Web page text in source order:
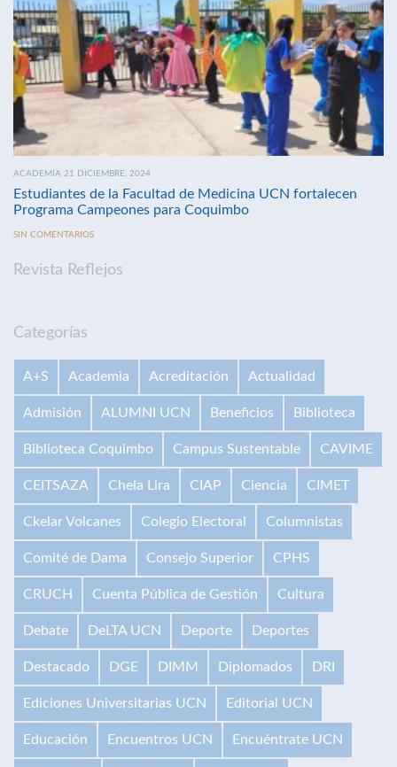
ACADEMIA 21 DICIEMBRE, 2024
Estudiantes de la Facultad de Medicina UCN fortalecen
Programa Campeones para Coquimbo
SIN COMENTARIOS
Revista Reflejos
Categorías
A+S Academia Acreditación Actualidad
Admisión ALUMNI UCN Beneficios Biblioteca
Biblioteca Coquimbo Campus Sustentable CAVIME
CEITSAZA Chela Lira CIAP Ciencia CIMET
Ckelar Volcanes Colegio Electoral Columnistas
Comité de Dama Consejo Superior CPHS
CRUCH Cuenta Pública de Gestión Cultura
Debate DeLTA UCN Deporte Deportes
Destacado DGE DIMM Diplomados DRI
Ediciones Universitarias UCN Editorial UCN
Educación Encuentros UCN Encuéntrate UCN